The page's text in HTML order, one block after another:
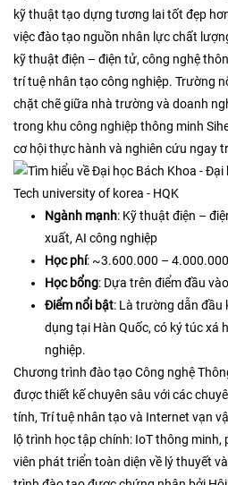
kỹ thuật tạo dựng tương lai tốt đẹp
việc đào tạo nguồn nhân lực chất
kỹ thuật điện – điện tử, công nghệ
trí tuệ nhân tạo công nghiệp. Trường
chặt chẽ giữa nhà trường và doanh
trong khu công nghiệp thông minh
cơ hội thực hành và nghiên cứu ngay
Ngành mạnh: Kỹ thuật điện –
xuất, AI công nghiệp
Học phí: ~3.600.000 –
Học bổng: Dựa trên điểm đầu
Điểm nổi bật: Là trường dẫn đầu
dụng tại Hàn Quốc, có ký túc xá
nghiệp.
Chương trình đào tạo Công nghệ
được thiết kế chuyên sâu với các
tính, Trí tuệ nhân tạo và Internet vạn
lộ trình học tập chính: IoT thông minh,
viên phát triển toàn diện về lý thuyết